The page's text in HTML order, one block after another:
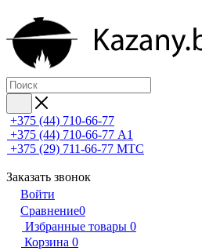
+375 (44) 710-66-77
+375 (44) 710-66-77 А1
+375 (29) 711-66-77 МТС
Заказать звонок
Войти
Сравнение0
Избранные товары 0
Корзина 0